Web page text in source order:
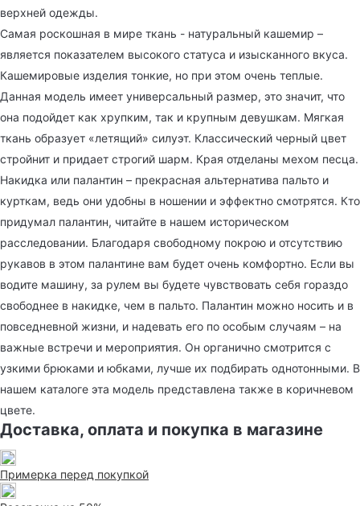
верхней одежды.
Самая роскошная в мире ткань - натуральный кашемир –
является показателем высокого статуса и изысканного вкуса.
Кашемировые изделия тонкие, но при этом очень теплые.
Данная модель имеет универсальный размер, это значит, что
она подойдет как хрупким, так и крупным девушкам. Мягкая
ткань образует «летящий» силуэт. Классический черный цвет
стройнит и придает строгий шарм. Края отделаны мехом песца.
Накидка или палантин – прекрасная альтернатива пальто и
курткам, ведь они удобны в ношении и эффектно смотрятся. Кто
придумал палантин, читайте в нашем историческом
расследовании. Благодаря свободному покрою и отсутствию
рукавов в этом палантине вам будет очень комфортно. Если вы
водите машину, за рулем вы будете чувствовать себя гораздо
свободнее в накидке, чем в пальто. Палантин можно носить и в
повседневной жизни, и надевать его по особым случаям – на
важные встречи и мероприятия. Он органично смотрится с
узкими брюками и юбками, лучше их подбирать однотонными. В
нашем каталоге эта модель представлена также в коричневом
цвете.
Доставка, оплата и покупка в магазине
Примерка перед покупкой